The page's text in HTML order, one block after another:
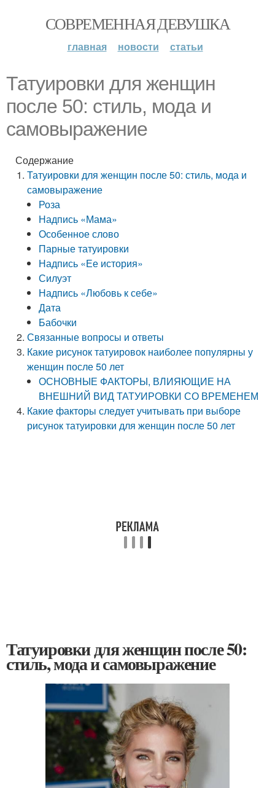
СОВРЕМЕННАЯ ДЕВУШКА
главная новости статьи
Татуировки для женщин
после 50: стиль, мода и
самовыражение
Содержание
Татуировки для женщин после 50: стиль, мода и
самовыражение
Роза
Надпись «Мама»
Особенное слово
Парные татуировки
Надпись «Ее история»
Силуэт
Надпись «Любовь к себе»
Дата
Бабочки
Связанные вопросы и ответы
Какие рисунок татуировок наиболее популярны у
женщин после 50 лет
ОСНОВНЫЕ ФАКТОРЫ, ВЛИЯЮЩИЕ НА
ВНЕШНИЙ ВИД ТАТУИРОВКИ СО ВРЕМЕНЕМ
Какие факторы следует учитывать при выборе
рисунок татуировки для женщин после 50 лет
Татуировки для женщин после 50:
стиль, мода и самовыражение